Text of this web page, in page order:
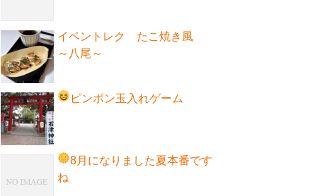
イベントレク たこ焼き風
～八尾～
ピンポン玉入れゲーム
8月になりました夏本番です
ね